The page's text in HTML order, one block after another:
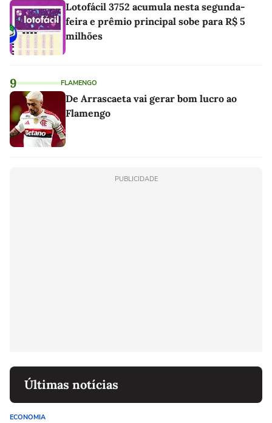
Lotofácil 3752 acumula nesta segunda-
feira e prêmio principal sobe para R$ 5
milhões
9 FLAMENGO
De Arrascaeta vai gerar bom lucro ao
Flamengo
PUBLICIDADE
Últimas notícias
ECONOMIA